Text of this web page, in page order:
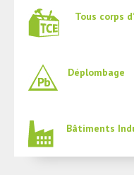
Tous corps
Déplombage
Bâtiments